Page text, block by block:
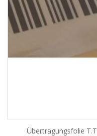
Übertragungsfolie